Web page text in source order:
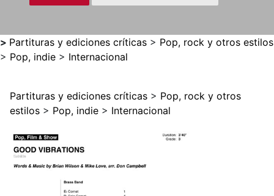
> Partituras y ediciones críticas > Pop, rock y otros estilos
> Pop, indie > Internacional
Partituras y ediciones críticas > Pop, rock y otros
estilos > Pop, indie > Internacional